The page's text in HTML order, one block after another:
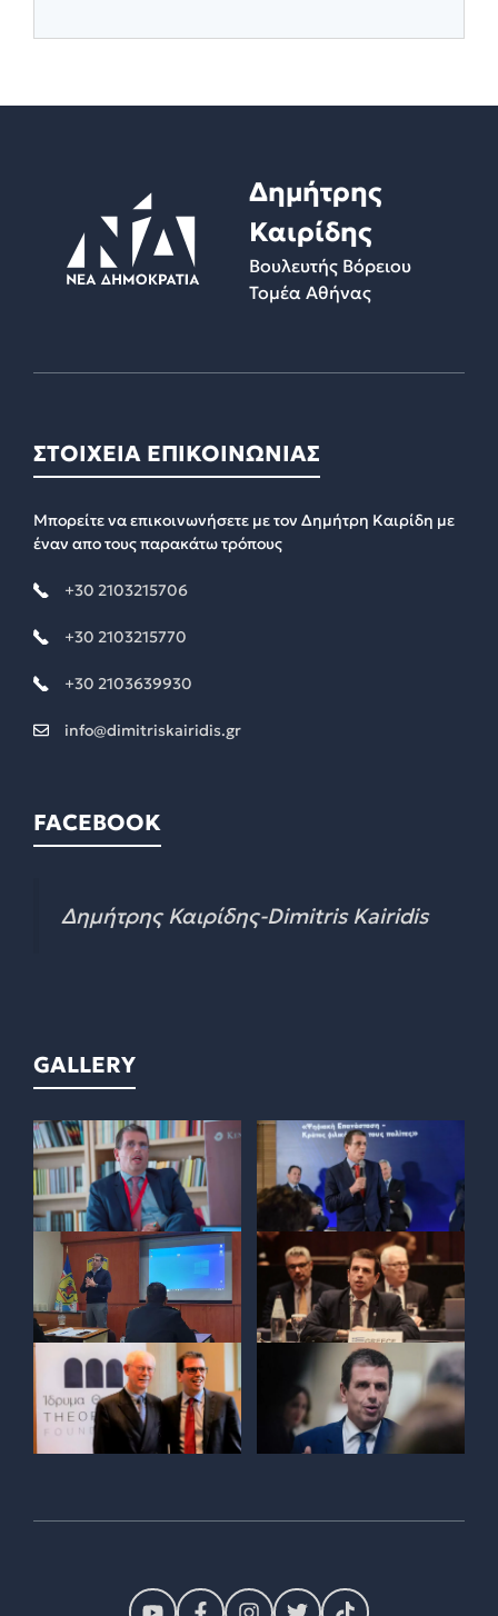
Δημήτρης
Καιρίδης
Βουλευτής Βόρειου
Τομέα Αθήνας
ΣΤΟΙΧΕΙΑ ΕΠΙΚΟΙΝΩΝΙΑΣ
Μπορείτε να επικοινωνήσετε με τον Δημήτρη Καιρίδη με
έναν απο τους παρακάτω τρόπους
+30 2103215706
+30 2103215770
+30 2103639930
info@dimitriskairidis.gr
FACEBOOK
Δημήτρης Καιρίδης-Dimitris Kairidis
GALLERY